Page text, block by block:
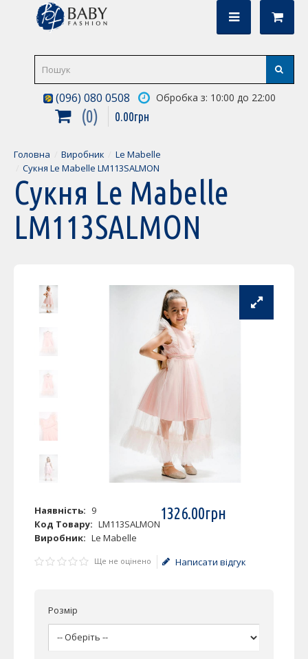
(096) 080 0508 Обробка з: 10:00 до 22:00
0 0.00грн
Головна Виробник
Le Mabelle
Сукня Le Mabelle LM113SALMON
Сукня Le Mabelle
LM113SALMON
Наявність: 9
Код Товару: LM113SALMON
Виробник: Le Mabelle
1326.00грн
Ще не оцінено Написати відгук
Розмір